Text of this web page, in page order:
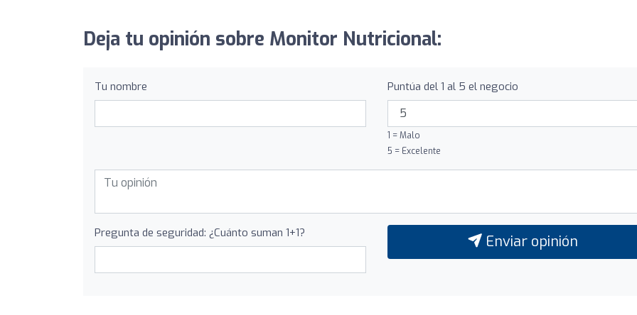
Deja tu opinión sobre Monitor Nutricional:
Tu nombre Puntúa del 1 al 5 el negocio
1 = Malo
5 = Excelente
Pregunta de seguridad: ¿Cuánto suman 1+1? Enviar opinión